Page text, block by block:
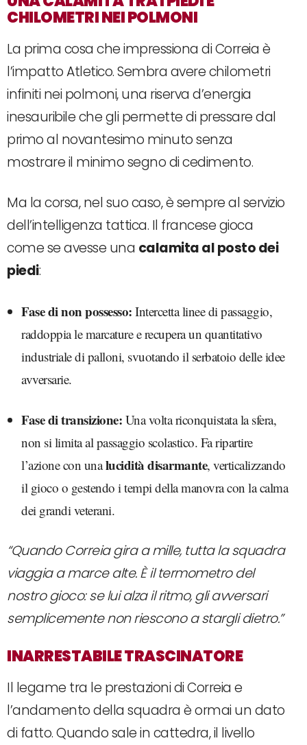
CHILOMETRI NEI POLMONI
La prima cosa che impressiona di Correia è
l’impatto Atletico. Sembra avere chilometri
infiniti nei polmoni, una riserva d’energia
inesauribile che gli permette di pressare dal
primo al novantesimo minuto senza
mostrare il minimo segno di cedimento.
Ma la corsa, nel suo caso, è sempre al servizio
dell’intelligenza tattica. Il francese gioca
come se avesse una calamita al posto dei
piedi:
Fase di non possesso: Intercetta linee di passaggio,
raddoppia le marcature e recupera un quantitativo
industriale di palloni, svuotando il serbatoio delle idee
avversarie.
Fase di transizione: Una volta riconquistata la sfera,
non si limita al passaggio scolastico. Fa ripartire
l’azione con unalucidità disarmante, verticalizzando
il gioco o gestendo i tempi della manovra con la calma
dei grandi veterani.
“Quando Correia gira a mille, tutta la squadra
viaggia a marce alte. È il termometro del
nostro gioco: se lui alza il ritmo, gli avversari
semplicemente non riescono a stargli dietro.”
INARRESTABILE TRASCINATORE
Il legame tra le prestazioni di Correia e
l’andamento della squadra è ormai un dato
di fatto. Quando sale in cattedra, il livello